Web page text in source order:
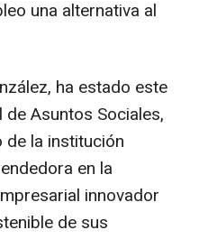
una alternativa al
ha estado este
Asuntos Sociales,
la institución
en la
innovador
de sus